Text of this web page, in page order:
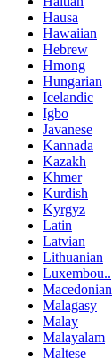
Hausa
Hawaiian
Hebrew
Hmong
Hungarian
Icelandic
Igbo
Javanese
Kannada
Kazakh
Khmer
Kurdish
Kyrgyz
Latin
Latvian
Lithuanian
Luxembou..
Macedonian
Malagasy
Malay
Malayalam
Maltese